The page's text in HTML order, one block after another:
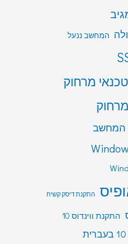
המחשב ננעל
מרחוק
המחשב
התקנת דיסק קשיח
התקנת ווינדוס 10